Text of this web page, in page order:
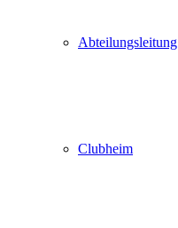
Abteilungsleitung
Clubheim